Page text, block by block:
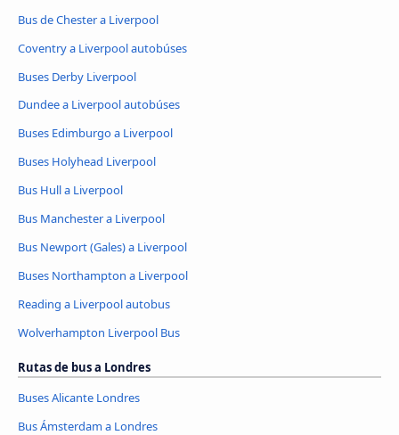
Bus de Chester a Liverpool
Coventry a Liverpool autobúses
Buses Derby Liverpool
Dundee a Liverpool autobúses
Buses Edimburgo a Liverpool
Buses Holyhead Liverpool
Bus Hull a Liverpool
Bus Manchester a Liverpool
Bus Newport (Gales) a Liverpool
Buses Northampton a Liverpool
Reading a Liverpool autobus
Wolverhampton Liverpool Bus
Rutas de bus a Londres
Buses Alicante Londres
Bus Ámsterdam a Londres